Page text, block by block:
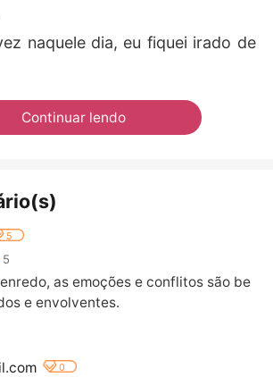
naquele dia, eu fiquei irado de
Continuar lendo
5
5
as emoções e conflitos são be
e envolventes.
0